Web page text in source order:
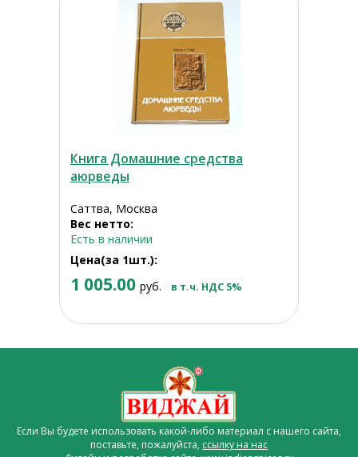
Книга Домашние средства
аюрведы
Саттва, Москва
Вес нетто:
Есть в наличии
Цена(за 1шт.):
1 005.00 руб. в т.ч. НДС 5%
Если Вы будете использовать какой-либо материал с нашего сайта,
поставьте, пожалуйста, ссылку на нас